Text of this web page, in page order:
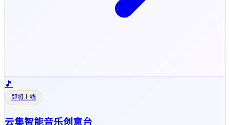
🎵
即将上线
云集智能音乐创意台